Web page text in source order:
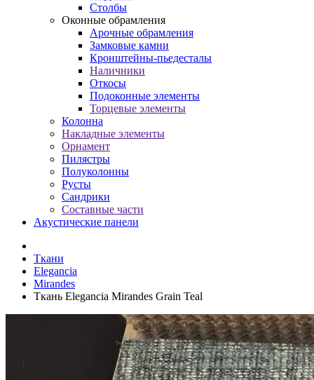
Столбы
Оконные обрамления
Арочные обрамления
Замковые камни
Кронштейны-пьедесталы
Наличники
Откосы
Подоконные элементы
Торцевые элементы
Колонна
Накладные элементы
Орнамент
Пилястры
Полуколонны
Русты
Сандрики
Составные части
Акустические панели
Ткани
Elegancia
Mirandes
Ткань Elegancia Mirandes Grain Teal